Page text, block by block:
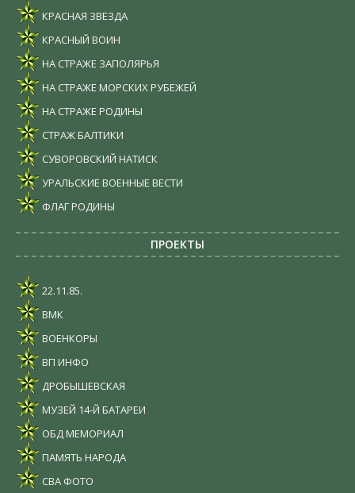
КРАСНАЯ ЗВЕЗДА
КРАСНЫЙ ВОИН
НА СТРАЖЕ ЗАПОЛЯРЬЯ
НА СТРАЖЕ МОРСКИХ РУБЕЖЕЙ
НА СТРАЖЕ РОДИНЫ
СТРАЖ БАЛТИКИ
СУВОРОВСКИЙ НАТИСК
УРАЛЬСКИЕ ВОЕННЫЕ ВЕСТИ
ФЛАГ РОДИНЫ
ПРОЕКТЫ
22.11.85.
ВМК
ВОЕНКОРЫ
ВП ИНФО
ДРОБЫШЕВСКАЯ
МУЗЕЙ 14-Й БАТАРЕИ
ОБД МЕМОРИАЛ
ПАМЯТЬ НАРОДА
СВА ФОТО